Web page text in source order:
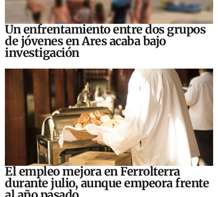
Un enfrentamiento entre dos grupos
de jóvenes en Ares acaba bajo
investigación
El empleo mejora en Ferrolterra
durante julio, aunque empeora frente